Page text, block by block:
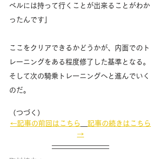
ベルには持って行くことが出来ることがわか
ったんです」
ここをクリアできるかどうかが、内面でのト
レーニングをある程度修了した基準となる。
そして次の騎乗トレーニングへと進んでいく
のだ。
（つづく）
←記事の前回はこちら
記事の続きはこちら
→